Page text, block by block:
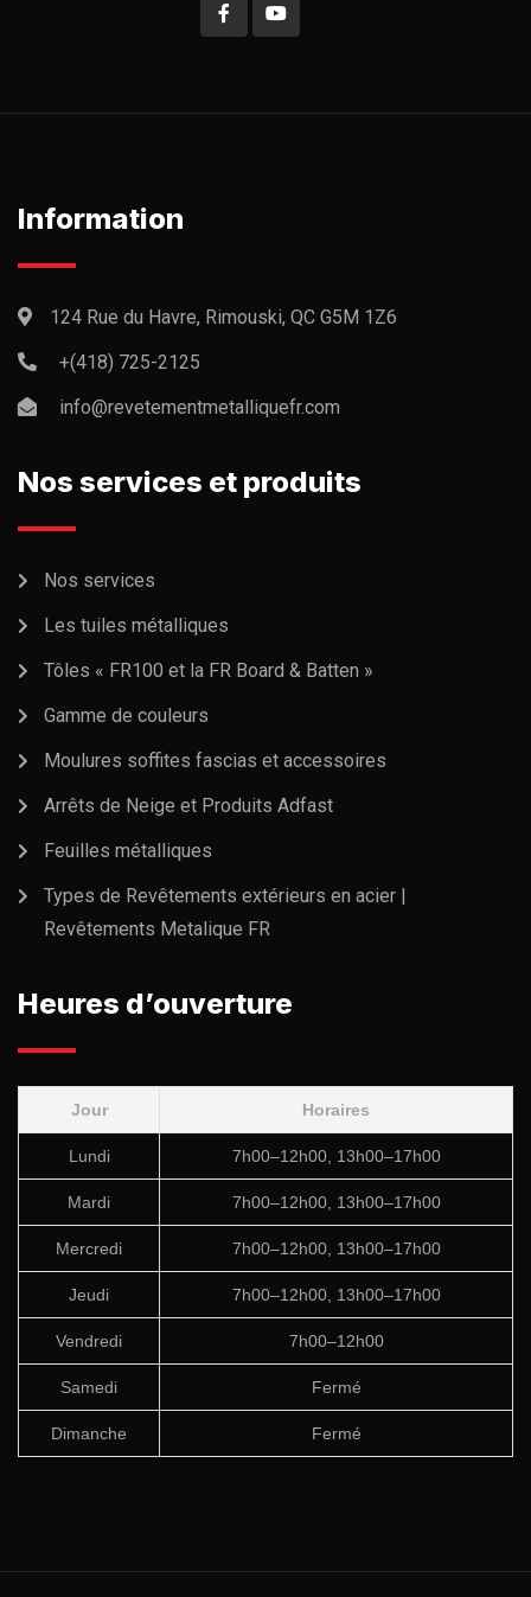
Information
124 Rue du Havre, Rimouski, QC G5M 1Z6
+(418) 725-2125
info@revetementmetalliquefr.com
Nos services et produits
Nos services
Les tuiles métalliques
Tôles « FR100 et la FR Board & Batten »
Gamme de couleurs
Moulures soffites fascias et accessoires
Arrêts de Neige et Produits Adfast
Feuilles métalliques
Types de Revêtements extérieurs en acier |
Revêtements Metalique FR
Heures d’ouverture
Jour Horaires
Lundi 7h00–12h00, 13h00–17h00
Mardi 7h00–12h00, 13h00–17h00
Mercredi 7h00–12h00, 13h00–17h00
Jeudi 7h00–12h00, 13h00–17h00
Vendredi 7h00–12h00
Samedi Fermé
Dimanche Fermé